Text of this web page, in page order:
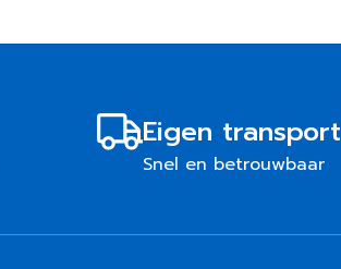
Eigen transport
Snel en betrouwbaar